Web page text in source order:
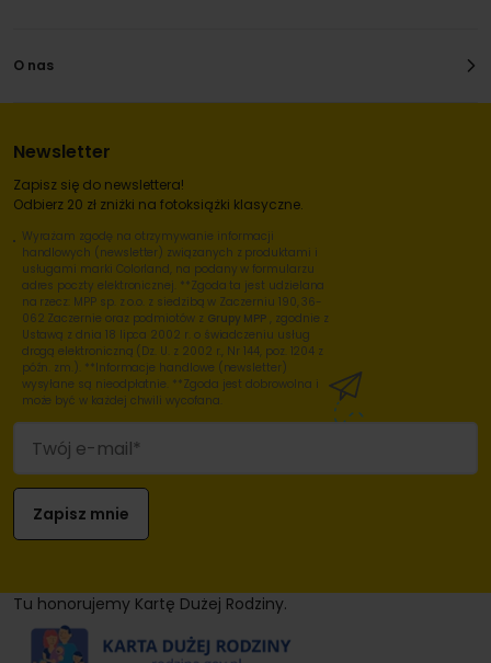
O nas
Newsletter
Zapisz się do newslettera!
Odbierz 20 zł zniżki na fotoksiążki klasyczne.
Wyrażam zgodę na otrzymywanie informacji
handlowych (newsletter) związanych z produktami i
usługami marki Colorland, na podany w formularzu
adres poczty elektronicznej. **Zgoda ta jest udzielana
na rzecz: MPP sp. z o.o. z siedzibą w Zaczerniu 190, 36-
062 Zaczernie oraz podmiotów z Grupy MPP , zgodnie z
Ustawą z dnia 18 lipca 2002 r. o świadczeniu usług
drogą elektroniczną (Dz. U. z 2002 r., Nr 144, poz. 1204 z
późn. zm.). **Informacje handlowe (newsletter)
wysyłane są nieodpłatnie. **Zgoda jest dobrowolna i
może być w każdej chwili wycofana.
Tu honorujemy Kartę Dużej Rodziny.